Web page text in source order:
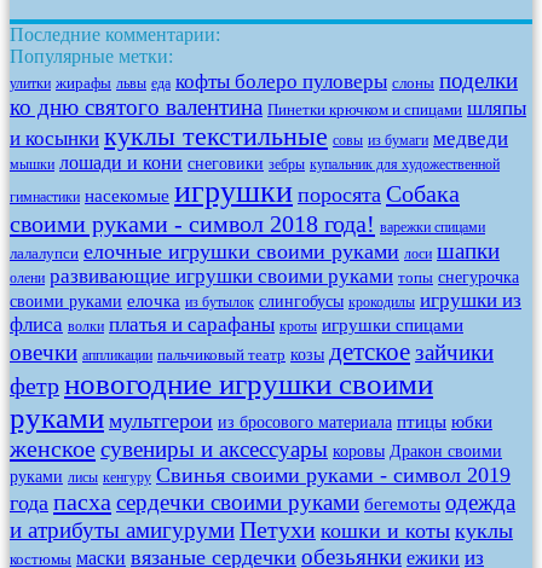
Последние комментарии:
Популярные метки:
улитки жирафы львы еда кофты болеро пуловеры слоны поделки
ко дню святого валентина Пинетки крючком и спицами шляпы
и косынки куклы текстильные совы из бумаги медведи
мышки лошади и кони снеговики зебры купальник для художественной
гимнастики насекомые игрушки поросята Собака
своими руками - символ 2018 года! варежки спицами
лалалупси елочные игрушки своими руками лоси шапки
олени развивающие игрушки своими руками топы снегурочка
своими руками елочка из бутылок слингобусы крокодилы игрушки из
флиса волки платья и сарафаны кроты игрушки спицами
овечки аппликации пальчиковый театр козы детское зайчики
фетрновогодние игрушки своими
руками мультгерои из бросового материала птицы юбки
женскоесувениры и аксессуары коровы Дракон своими
руками лисы кенгуру Свинья своими руками - символ 2019
года пасха сердечки своими руками бегемоты одежда
и атрибуты амигурумиПетухи кошки и коты куклы
костюмы маски вязаные сердечки обезьянки ежики из